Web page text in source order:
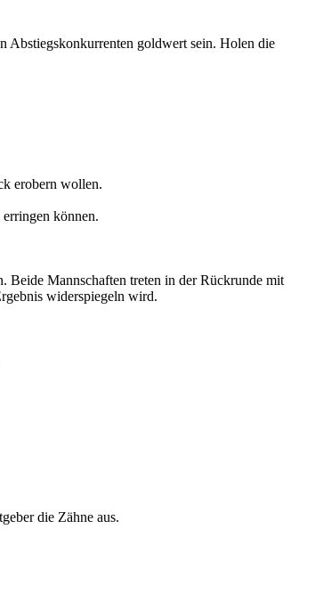
Abstiegskonkurrenten goldwert sein. Holen die
erobern wollen.
können.
Beide Mannschaften treten in der Rückrunde mit
widerspiegeln wird.
die Zähne aus.